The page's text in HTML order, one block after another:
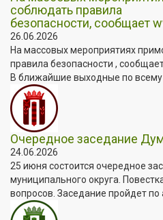
соблюдать правила
безопасности, сообщает
26.06.2026
На массовых мероприятиях
правила безопасности ,
В ближайшие выходные по всему
Очередное заседание
24.06.2026
25 июня состоится очередное
муниципального округа.
вопросов. Заседание пройдет по